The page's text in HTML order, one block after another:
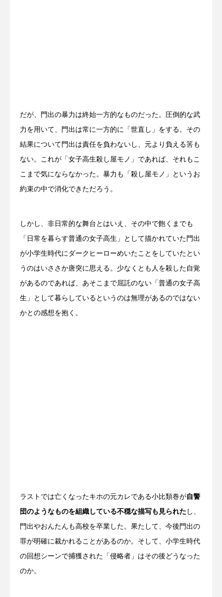
だが、門出の暴力は終始一方的なものだった。圧倒的な武
力を用いて、門出は常に一方的に「世直し」をする。その
結果について門出は責任を負わないし、元より負える筈も
ない。これが「女子高生殺し屋モノ」であれば、それもこ
こまで気にならなかった。暴力も「殺し屋モノ」というお
約束の中で消化できただろう。
しかし、非日常的な舞台とはいえ、その中で飽くまでも
「日常を暮らす普通の女子高生」として描かれていた門出
が小学生時代にダークヒーローめいたことをしていたとい
うのはいささか唐突に思える。少なくとも人を殺した自覚
があるのであれば、あそこまで屈託のない「普通の女子高
生」として暮らしているというのは無理があるのではない
かとの感想を抱く。
ラストでは亡くなったキホの元カレである小比類巻が 自警
団のようなものを組織している不穏な描写も見られた し、
門出やおんたんも高校を卒業した。果たして、今後門出の
罪が明確に裁かれることがあるのか。そして、小学生時代
の回想シーンで捕獲された「侵略者」はその後どうなった
のか。